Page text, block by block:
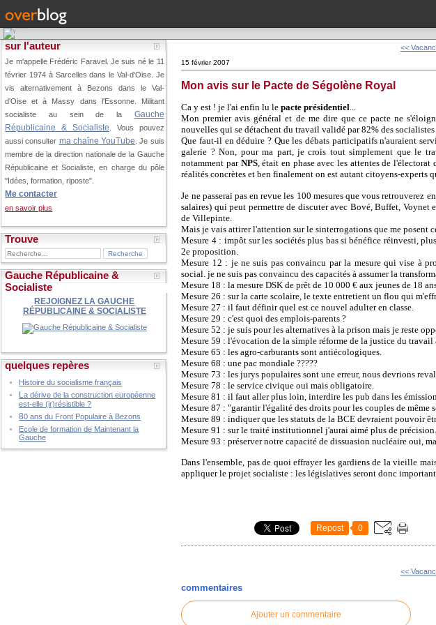
sur l'auteur
Je m'appelle Frédéric Faravel. Je suis né le 11
février 1974 à Sarcelles dans le Val-d'Oise. Je
vis alternativement à Bezons dans le Val-
d'Oise et à Massy dans l'Essonne. Militant
socialiste au sein de la Gauche
Républicaine & Socialiste . Vous pouvez
aussi consulter ma chaîne YouTube . Je suis
membre de la direction nationale de la Gauche
Républicaine et Socialiste, en charge du pôle
"Idées, formation, riposte".
Me contacter
en savoir plus
Trouve
Gauche Républicaine &
Socialiste
REJOIGNEZ LA GAUCHE
RÉPUBLICAINE & SOCIALISTE
quelques repères
Histoire du socialisme français
La dérive de la construction européenne
est-elle (ir)résistible ?
80 ans du Front Populaire à Bezons
Ecole de formation de Maintenant la
Gauche
<<
15 février 2007
Mon avis sur le Pacte de Ségolène Royal
Ca y est ! je l'ai enfin lu lepacte présidentiel
Mon premier avis général et de me dire que ce pacte ne
nouvelles qui se détachent du travail validé par 82% des
Que faut-il en déduire ? Que les débats participatifs n'auraient
galerie ? Non, pour ma part, je crois tout simplement que le
notamment par NPS, était en phase avec les attentes de
réalités concrètes et ben finalement on est autant citoyens-experts
Je ne passerai pas en revue les 100 mesures que vous retrouverez
salaires) qui peut permettre de discuter avec Bové, Buffet,
de Villepinte.
Mais je vais attirer l'attention sur le sinterrogations que me posent
Mesure 4 : impôt sur les sociétés plus bas si bénéfice réinvesti,
2e proposition.
Mesure 12 : je ne suis pas convaincu par la mesure qui vise à
social. je ne suis pas convaincu des capacités à assumer la
Mesure 18 : la mesure DSK de prêt de 10 000 € aux jeunes de 18
Mesure 26 : sur la carte scolaire, le texte entretient un flou qui
Mesure 27 : il faut définir quel est ce nouvel adulter en classe.
Mesure 29 : c'est quoi des emplois-parents ?
Mesure 52 : je suis pour les alternatives à la prison mais je reste
Mesure 59 : l'évocation de la simple réforme de la justice du
Mesure 65 : les agro-carburants sont antiécologiques.
Mesure 68 : une pac mondiale ?????
Mesure 73 : les jurys populaires sont une erreur, nous devrions
Mesure 78 : le service civique oui mais obligatoire.
Mesure 81 : il faut aller plus loin, interdire les pub dans les
Mesure 87 : "garantir l'égalité des droits pour les couples de même
Mesure 89 : indiquer que les statuts de la BCE devraient pouvoir
Mesure 91 : sur le traité institutionnel j'aurai aimé plus de
Mesure 93 : préserver notre capacité de dissuasion nucléaire oui,
Dans l'ensemble, pas de quoi effrayer les gardiens de la vieille
appliquer le projet socialiste : les législatives seront donc
Repost 0
<<
commentaires
Ajouter un commentaire